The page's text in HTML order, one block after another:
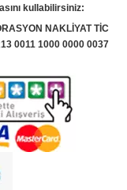
kullabilirsiniz:
NAKLİYAT TİC
0011 1000 0000 0037